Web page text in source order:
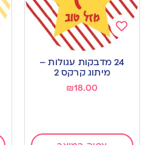
wishlist
24 מדבקות עגולות –
מיתוג קרקס 2
₪18.00